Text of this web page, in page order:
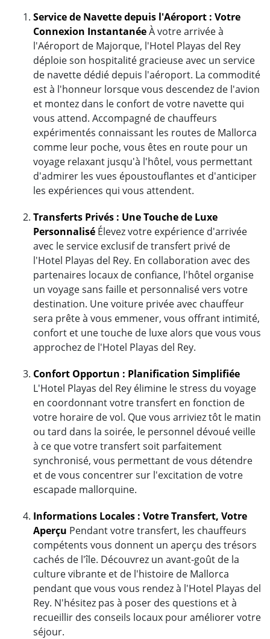
Service de Navette depuis l'Aéroport : Votre
Connexion InstantanéeÀ votre arrivée à
l'Aéroport de Majorque, l'Hotel Playas del Rey
déploie son hospitalité gracieuse avec un service
de navette dédié depuis l'aéroport. La commodité
est à l'honneur lorsque vous descendez de l'avion
et montez dans le confort de votre navette qui
vous attend. Accompagné de chauffeurs
expérimentés connaissant les routes de Mallorca
comme leur poche, vous êtes en route pour un
voyage relaxant jusqu'à l'hôtel, vous permettant
d'admirer les vues époustouflantes et d'anticiper
les expériences qui vous attendent.
Transferts Privés : Une Touche de Luxe
Personnalisé Élevez votre expérience d'arrivée
avec le service exclusif de transfert privé de
l'Hotel Playas del Rey. En collaboration avec des
partenaires locaux de confiance, l'hôtel organise
un voyage sans faille et personnalisé vers votre
destination. Une voiture privée avec chauffeur
sera prête à vous emmener, vous offrant intimité,
confort et une touche de luxe alors que vous vous
approchez de l'Hotel Playas del Rey.
Confort Opportun : Planification Simplifiée
L'Hotel Playas del Rey élimine le stress du voyage
en coordonnant votre transfert en fonction de
votre horaire de vol. Que vous arriviez tôt le matin
ou tard dans la soirée, le personnel dévoué veille
à ce que votre transfert soit parfaitement
synchronisé, vous permettant de vous détendre
et de vous concentrer sur l'excitation de votre
escapade mallorquine.
Informations Locales : Votre Transfert, Votre
Aperçu Pendant votre transfert, les chauffeurs
compétents vous donnent un aperçu des trésors
cachés de l'île. Découvrez un avant-goût de la
culture vibrante et de l'histoire de Mallorca
pendant que vous vous rendez à l'Hotel Playas del
Rey. N'hésitez pas à poser des questions et à
recueillir des conseils locaux pour améliorer votre
séjour.